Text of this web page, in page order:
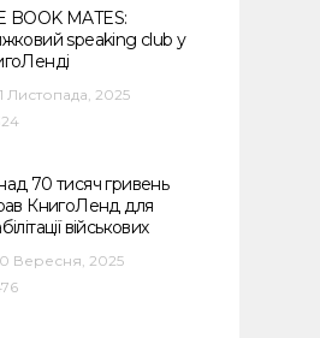
BOOK MATES:
speaking club у
Листопада, 2025
70 тисяч гривень
КнигоЛенд для
військових
Вересня, 2025